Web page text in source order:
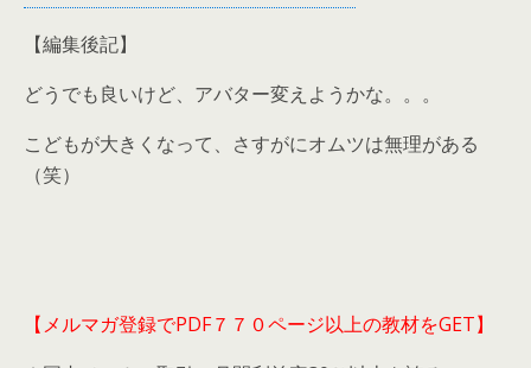
【編集後記】
どうでも良いけど、アバター変えようかな。。。
こどもが大きくなって、さすがにオムツは無理がある
（笑）
【メルマガ登録でPDF７７０ページ以上の教材をGET】